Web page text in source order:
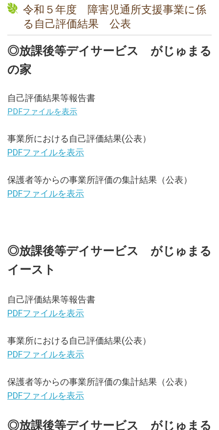
令和５年度 障害児通所支援事業に係
る自己評価結果 公表
◎放課後等デイサービス がじゅまる
の家
自己評価結果等報告書
PDFファイルを表示
事業所における自己評価結果(公表）
PDFファイルを表示
保護者等からの事業所評価の集計結果（公表）
PDFファイルを表示
◎放課後等デイサービス がじゅまる
イースト
自己評価結果等報告書
PDFファイルを表示
事業所における自己評価結果(公表）
PDFファイルを表示
保護者等からの事業所評価の集計結果（公表）
PDFファイルを表示
◎放課後等デイサービス がじゅまる